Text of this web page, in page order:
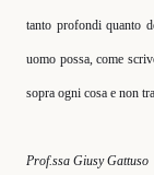
tanto profondi quanto
uomo possa, come
sopra ogni cosa e non
Prof.ssa Giusy Gattuso